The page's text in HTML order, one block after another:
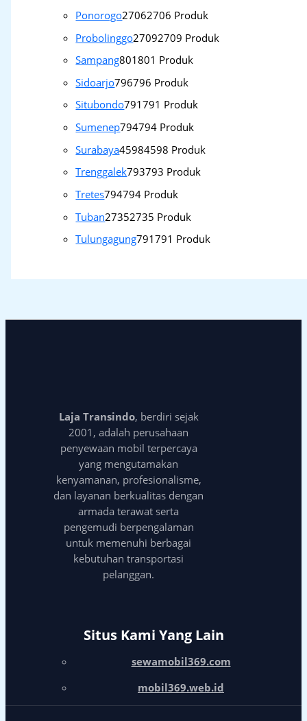
Ponorogo27062706 Produk
Probolinggo27092709 Produk
Sampang801801 Produk
Sidoarjo796796 Produk
Situbondo791791 Produk
Sumenep794794 Produk
Surabaya45984598 Produk
Trenggalek793793 Produk
Tretes794794 Produk
Tuban27352735 Produk
Tulungagung791791 Produk
Laja Transindo, berdiri sejak
2001, adalah perusahaan
penyewaan mobil terpercaya
yang mengutamakan
kenyamanan, profesionalisme,
dan layanan berkualitas dengan
armada terawat serta
pengemudi berpengalaman
untuk memenuhi berbagai
kebutuhan transportasi
pelanggan.
Situs Kami Yang Lain
sewamobil369.com
mobil369.web.id